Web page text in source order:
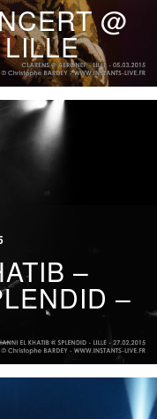
@
–
–